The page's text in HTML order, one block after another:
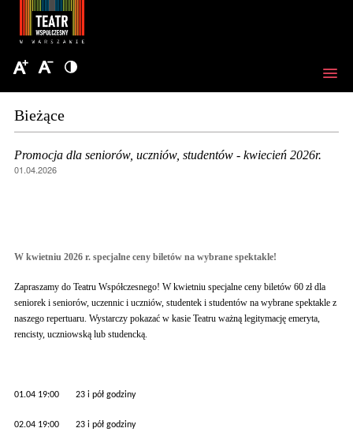
Bieżące
Promocja dla seniorów, uczniów, studentów - kwiecień 2026r.
01.04.2026
W kwietniu 2026 r. specjalne ceny biletów na wybrane spektakle!
Zapraszamy do Teatru Współczesnego! W kwietniu specjalne ceny biletów 60 zł dla
seniorek i seniorów, uczennic i uczniów, studentek i studentów na wybrane spektakle z
naszego repertuaru. Wystarczy pokazać w kasie Teatru ważną legitymację emeryta,
rencisty, uczniowską lub studencką.
01.04 19:00 23 i pół godziny
02.04 19:00 23 i pół godziny